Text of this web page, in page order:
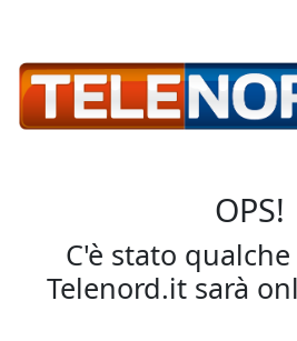
OPS!
C'è stato
Telenord.it sarà